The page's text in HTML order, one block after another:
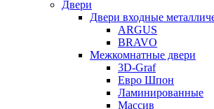
Двери
Двери входные
ARGUS
BRAVO
Межкомнатные двери
3D-Graf
Евро Шпон
Ламинированные
Массив